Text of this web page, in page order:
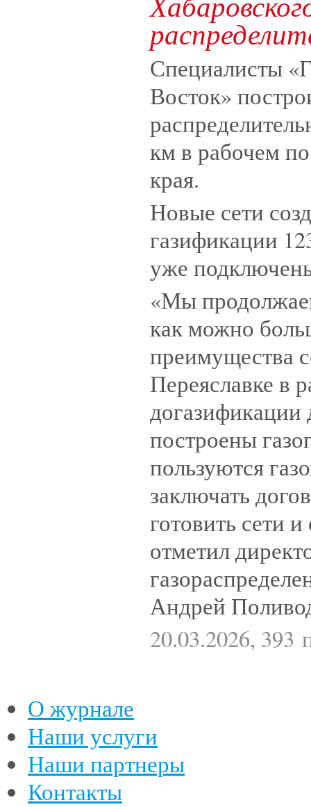
Специалисты
Восток»
км в рабочем
края.
Новые сети
газификации
уже
«Мы
как можно
преимущества
Переяславке в
догазификации
построены
пользуются
заключать
готовить сети
отметил
Андрей
20.03.2026, 393
О журнале
Наши услуги
Наши партнеры
Контакты